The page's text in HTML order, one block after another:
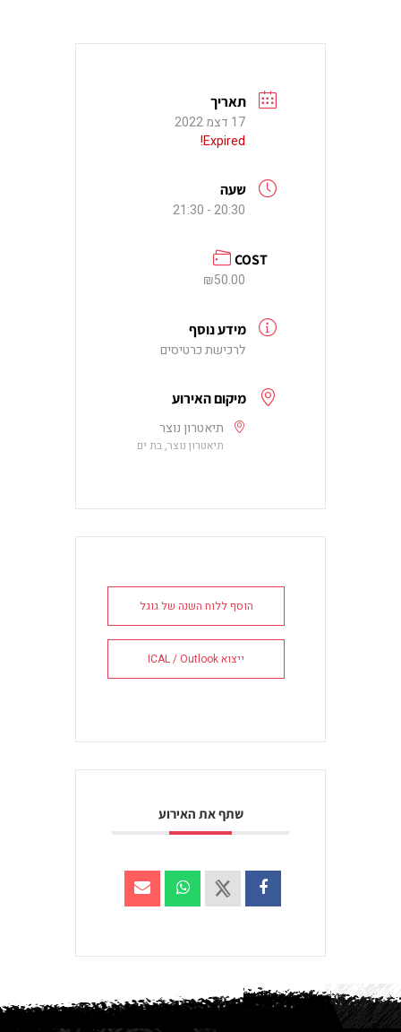
תאריך
17 דצמ 2022
Expired!
שעה
20:30 - 21:30
COST
₪50.00
מידע נוסף
לרכישת כרטיסים
מיקום האירוע
תיאטרון נוצר
תיאטרון נוצר, בת ים
הוסף ללוח השנה של גוגל
ייצוא ICAL / Outlook
שתף את האירוע